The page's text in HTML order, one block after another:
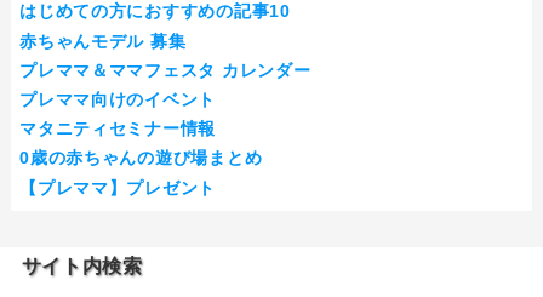
はじめての方におすすめの記事10
赤ちゃんモデル 募集
プレママ＆ママフェスタ カレンダー
プレママ向けのイベント
マタニティセミナー情報
0歳の赤ちゃんの遊び場まとめ
【プレママ】プレゼント
サイト内検索